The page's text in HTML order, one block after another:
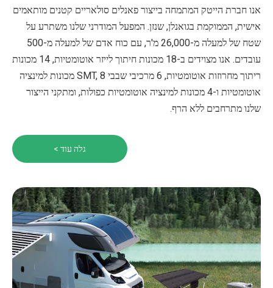
אנו חברת הייטק המתמחה בייצור פאנלים סולאריים קטנים מותאמים
אישית, הממוקמת בגואנלן, שנזן. המפעל המודרני שלנו משתרע על
שטח של למעלה מ-26,000 מ'ר, עם כוח אדם של למעלה מ-500
עובדים. אנו מצוידים ב-18 מכונות חיתוך לייזר אוטומטיות, 14 מכונות
ריתוך מחרוזות אוטומטיות, 6 מרכיבי שבבי SMT, 8 מכונות למינציה
אוטומטיות ו-4 מכונות למינציה אוטומטיות כפולות, ומתקני הייצור
שלנו מתרחבים ללא הרף.
גלה עוד >